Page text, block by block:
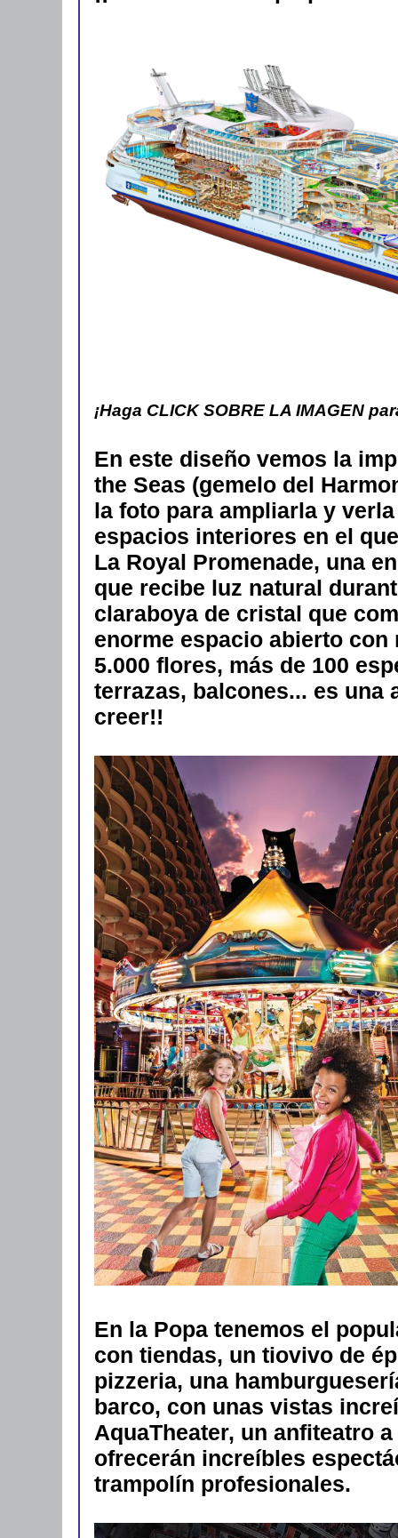
¡Haga CLICK SOBRE LA IMAGEN
En este diseño vemos la
the Seas (gemelo del
la foto para ampliarla y
espacios interiores en el
La Royal Promenade, una
que recibe luz natural
claraboya de cristal que
enorme espacio abierto con
5.000 flores, más de 100
terrazas, balcones... es una
creer!!
En la Popa tenemos el
con tiendas, un tiovivo de
pizzeria, una
barco, con unas vistas
AquaTheater, un anfiteatro
ofrecerán increíbles
trampolín profesionales.